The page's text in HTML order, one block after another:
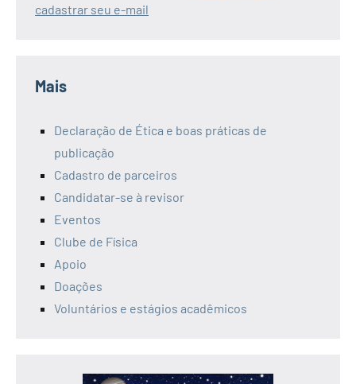
cadastrar seu e-mail
Mais
Declaração de Ética e boas práticas de
publicação
Cadastro de parceiros
Candidatar-se à revisor
Eventos
Clube de Física
Apoio
Doações
Voluntários e estágios acadêmicos